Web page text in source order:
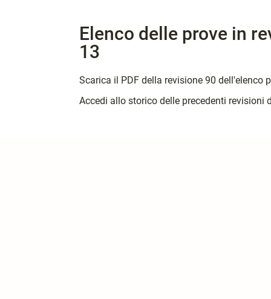
Elenco delle prove in
13
Scarica il PDF della revisione 90 dell'elenco
Accedi allo storico delle precedenti revisioni